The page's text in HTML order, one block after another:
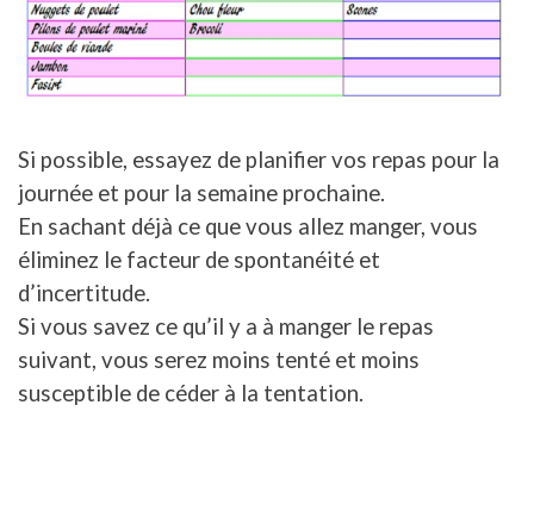
Si possible, essayez de planifier vos repas pour la
journée et pour la semaine prochaine.
En sachant déjà ce que vous allez manger, vous
éliminez le facteur de spontanéité et
d’incertitude.
Si vous savez ce qu’il y a à manger le repas
suivant, vous serez moins tenté et moins
susceptible de céder à la tentation.